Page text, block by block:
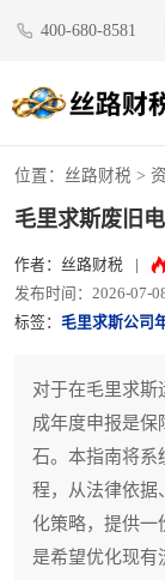
400-680-8581
位置： 丝路财税 >
毛里求斯废旧
作者：丝路财税
发布时间：2026-07-
标签： 毛里求斯公司
对于在毛里求斯
成年度申报是保
石。本指南将系
程，从法律依据
化策略，提供一
是希望优化现有